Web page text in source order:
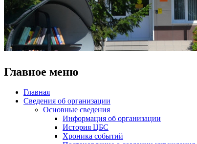
Главное меню
Главная
Сведения об организации
Основные сведения
Информация об организации
История ЦБС
Хроника событий